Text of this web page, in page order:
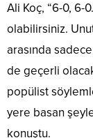
Ali Koç, “6-0, 6-
olabilirsiniz.
arasında
de geçerli
popülist
yere basan
konuştu.